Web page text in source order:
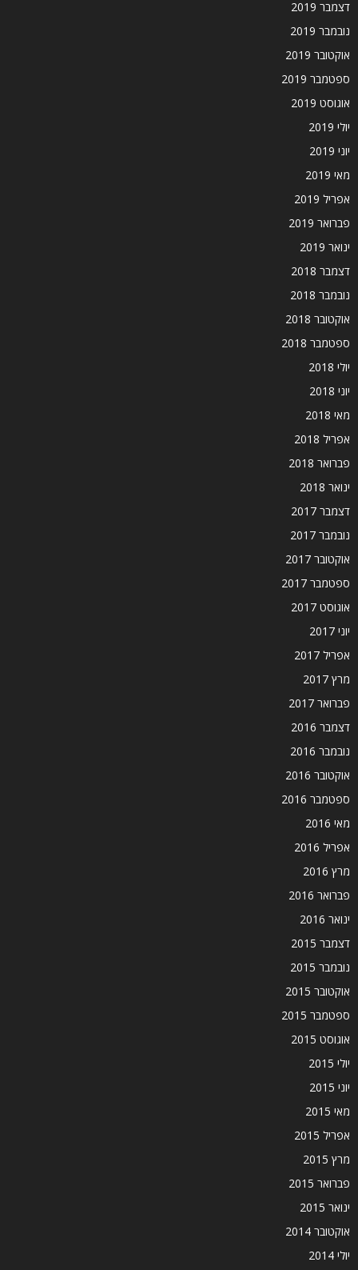
דצמבר 2019
נובמבר 2019
אוקטובר 2019
ספטמבר 2019
אוגוסט 2019
יולי 2019
יוני 2019
מאי 2019
אפריל 2019
פברואר 2019
ינואר 2019
דצמבר 2018
נובמבר 2018
אוקטובר 2018
ספטמבר 2018
יולי 2018
יוני 2018
מאי 2018
אפריל 2018
פברואר 2018
ינואר 2018
דצמבר 2017
נובמבר 2017
אוקטובר 2017
ספטמבר 2017
אוגוסט 2017
יוני 2017
אפריל 2017
מרץ 2017
פברואר 2017
דצמבר 2016
נובמבר 2016
אוקטובר 2016
ספטמבר 2016
מאי 2016
אפריל 2016
מרץ 2016
פברואר 2016
ינואר 2016
דצמבר 2015
נובמבר 2015
אוקטובר 2015
ספטמבר 2015
אוגוסט 2015
יולי 2015
יוני 2015
מאי 2015
אפריל 2015
מרץ 2015
פברואר 2015
ינואר 2015
אוקטובר 2014
יולי 2014